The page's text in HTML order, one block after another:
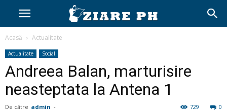
Acasă Actualitate
Actualitate Social
Andreea Balan, marturisire
neasteptata la Antena 1
De către admin - 0
729